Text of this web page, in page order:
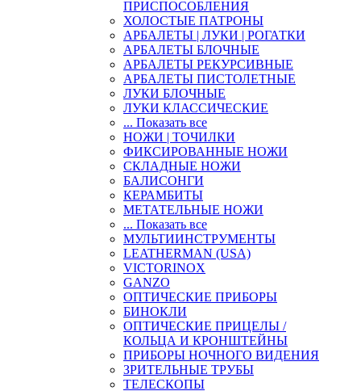
ПРИСПОСОБЛЕНИЯ
ХОЛОСТЫЕ ПАТРОНЫ
АРБАЛЕТЫ | ЛУКИ | РОГАТКИ
АРБАЛЕТЫ БЛОЧНЫЕ
АРБАЛЕТЫ РЕКУРСИВНЫЕ
АРБАЛЕТЫ ПИСТОЛЕТНЫЕ
ЛУКИ БЛОЧНЫЕ
ЛУКИ КЛАССИЧЕСКИЕ
... Показать все
НОЖИ | ТОЧИЛКИ
ФИКСИРОВАННЫЕ НОЖИ
СКЛАДНЫЕ НОЖИ
БАЛИСОНГИ
КЕРАМБИТЫ
МЕТАТЕЛЬНЫЕ НОЖИ
... Показать все
МУЛЬТИИНСТРУМЕНТЫ
LEATHERMAN (USA)
VICTORINOX
GANZO
ОПТИЧЕСКИЕ ПРИБОРЫ
БИНОКЛИ
ОПТИЧЕСКИЕ ПРИЦЕЛЫ /
КОЛЬЦА И КРОНШТЕЙНЫ
ПРИБОРЫ НОЧНОГО ВИДЕНИЯ
ЗРИТЕЛЬНЫЕ ТРУБЫ
ТЕЛЕСКОПЫ